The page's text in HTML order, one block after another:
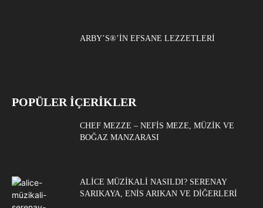
ARBY’S®’IN EFSANE LEZZETLERI
POPÜLER İÇERİKLER
CHEF MEZZE – NEFIS MEZE, MÜZIK VE
BOĞAZ MANZARASI
ALICE MÜZIKALI NASILDI? SERENAY
SARIKAYA, ENIS ARIKAN VE DIĞERLERI